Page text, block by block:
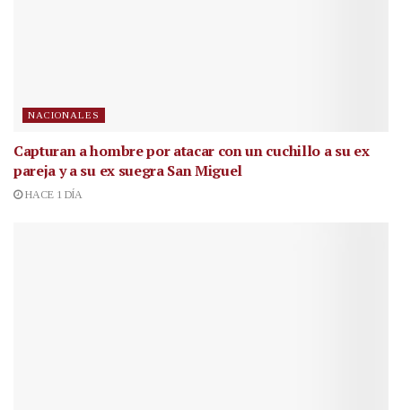
NACIONALES
Capturan a hombre por atacar con un cuchillo a su ex
pareja y a su ex suegra San Miguel
HACE 1 DÍA